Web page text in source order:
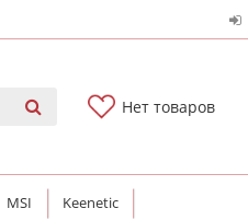
Нет товаров
MSI Keenetic